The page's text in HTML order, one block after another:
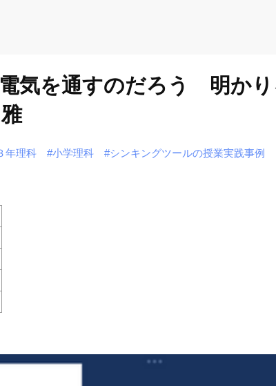
を通すのだろう 明かり
年理科 #小学理科 #シンキングツールの授業実践事例